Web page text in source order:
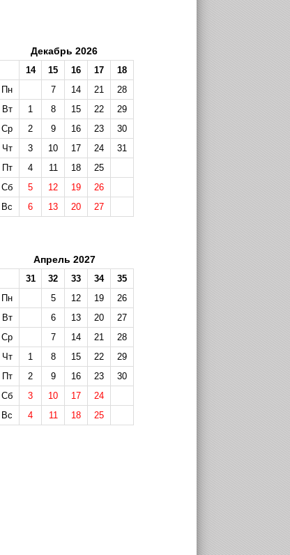
Декабрь 2026
14 15 16 17
18
Пн
7 14 21
28
Вт
1 8 15 22
29
Ср
2 9 16 23
30
Чт
3 10 17 24
31
Пт
4 11 18
25
Сб
5 12 19
26
Вс
6 13 20 27
Апрель 2027
31 32 33 34
35
Пн
5 12 19
26
Вт
6 13 20
27
Ср
7 14 21
28
Чт
1 8 15 22
29
Пт
2 9 16 23
30
Сб
3 10 17
24
Вс
4 11 18 25